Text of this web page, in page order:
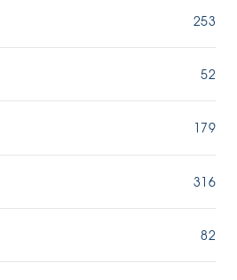
253
52
179
316
82